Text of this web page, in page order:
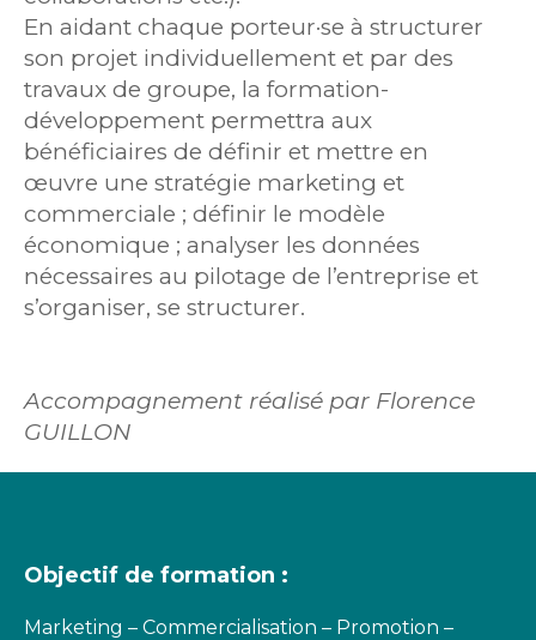
En aidant chaque porteur·se à structurer
son projet individuellement et par des
travaux de groupe, la formation-
développement permettra aux
bénéficiaires de définir et mettre en
œuvre une stratégie marketing et
commerciale ; définir le modèle
économique ; analyser les données
nécessaires au pilotage de l’entreprise et
s’organiser, se structurer.
Accompagnement réalisé par Florence
GUILLON
Objectif de formation :
Marketing – Commercialisation – Promotion –